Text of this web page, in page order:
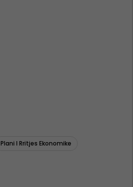
Plani I Rritjes Ekonomike